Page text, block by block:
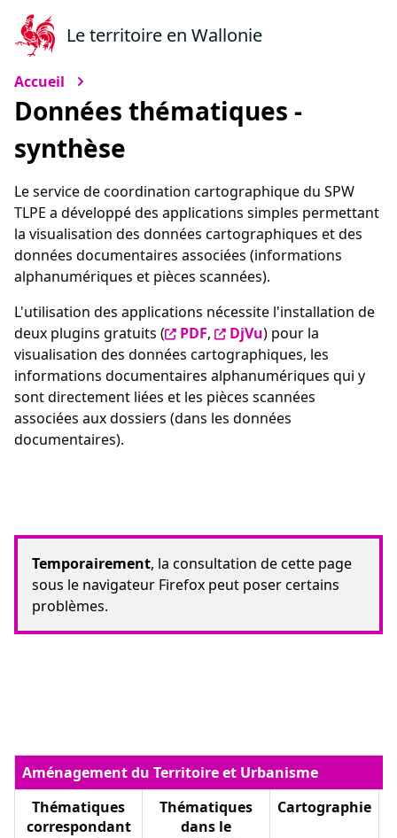
Le territoire en Wallonie
Accueil
Données thématiques -
synthèse
Le service de coordination cartographique du SPW
TLPE a développé des applications simples permettant
la visualisation des données cartographiques et des
données documentaires associées (informations
alphanumériques et pièces scannées).
L'utilisation des applications nécessite l'installation de
deux plugins gratuits (
PDF, DjVu) pour la
visualisation des données cartographiques, les
informations documentaires alphanumériques qui y
sont directement liées et les pièces scannées
associées aux dossiers (dans les données
documentaires).
Temporairement, la consultation de cette page
sous le navigateur Firefox peut poser certains
problèmes.
Aménagement du Territoire et Urbanisme
Thématiques
correspondant
Thématiques
dans le
Cartographie